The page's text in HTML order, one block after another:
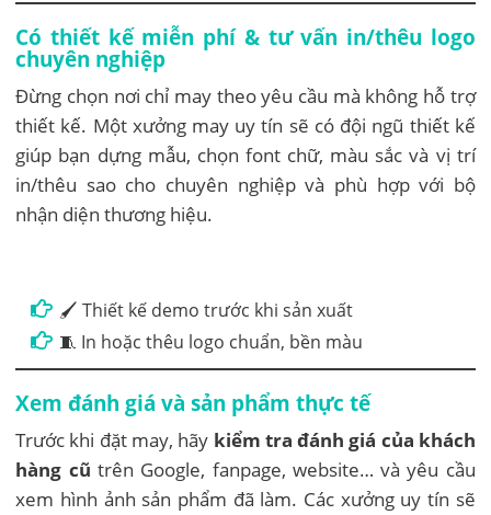
Có thiết kế miễn phí & tư vấn in/thêu logo
chuyên nghiệp
Đừng chọn nơi chỉ may theo yêu cầu mà không hỗ trợ
thiết kế. Một xưởng may uy tín sẽ có đội ngũ thiết kế
giúp bạn dựng mẫu, chọn font chữ, màu sắc và vị trí
in/thêu sao cho chuyên nghiệp và phù hợp với bộ
nhận diện thương hiệu.
🖌 Thiết kế demo trước khi sản xuất
🧵 In hoặc thêu logo chuẩn, bền màu
Xem đánh giá và sản phẩm thực tế
Trước khi đặt may, hãy kiểm tra đánh giá của khách
hàng cũ trên Google, fanpage, website… và yêu cầu
xem hình ảnh sản phẩm đã làm. Các xưởng uy tín sẽ